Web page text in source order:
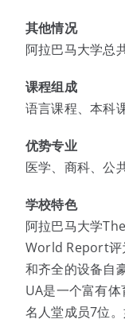
其他情况
阿拉巴马大学总
课程组成
语言课程、本科
优势专业
医学、商科、公
学校特色
阿拉巴马大学
World Report评
和齐全的设备自
UA是一个富有
名人堂成员7位